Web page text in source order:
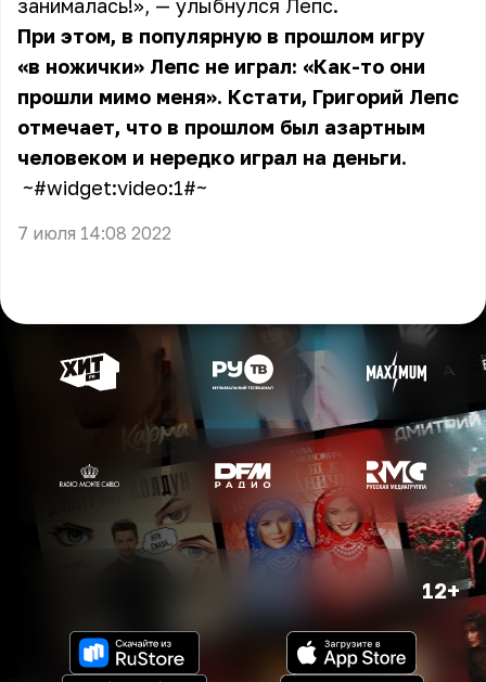
занималась!», — улыбнулся Лепс.
При этом, в популярную в прошлом игру
«в ножички» Лепс не играл: «Как-то они
прошли мимо меня». Кстати, Григорий Лепс
отмечает, что в прошлом был азартным
человеком и нередко играл на деньги.
~#widget:video:1#~
7 июля 14:08 2022
12+